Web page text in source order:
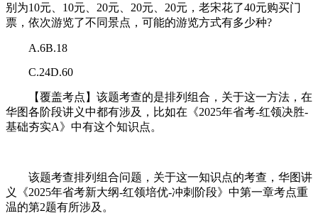
别为10元、10元、20元、20元、20元，老宋花了40元购买门
票，依次游览了不同景点，可能的游览方式有多少种?
A.6B.18
C.24D.60
【覆盖考点】该题考查的是排列组合，关于这一方法，在
华图各阶段讲义中都有涉及，比如在《2025年省考-红领决胜-
基础夯实A》中有这个知识点。
该题考查排列组合问题，关于这一知识点的考查，华图讲
义《2025年省考新大纲-红领培优-冲刺阶段》中第一章考点重
温的第2题有所涉及。